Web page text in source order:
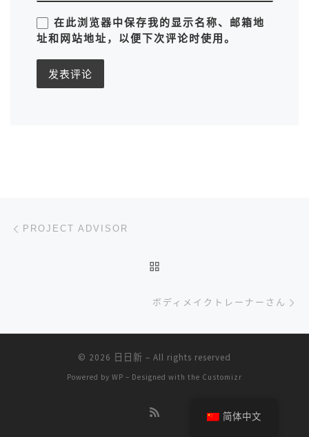
在此浏览器中保存我的显示名称、邮箱地
址和网站地址，以便下次评论时使用。
文章导航
PROJECT ADVISOR
ボディメイクトレーナーさん
© 2026 日日新 – All rights reserved
Powered by WP – Designed with the Customizr
简体中文